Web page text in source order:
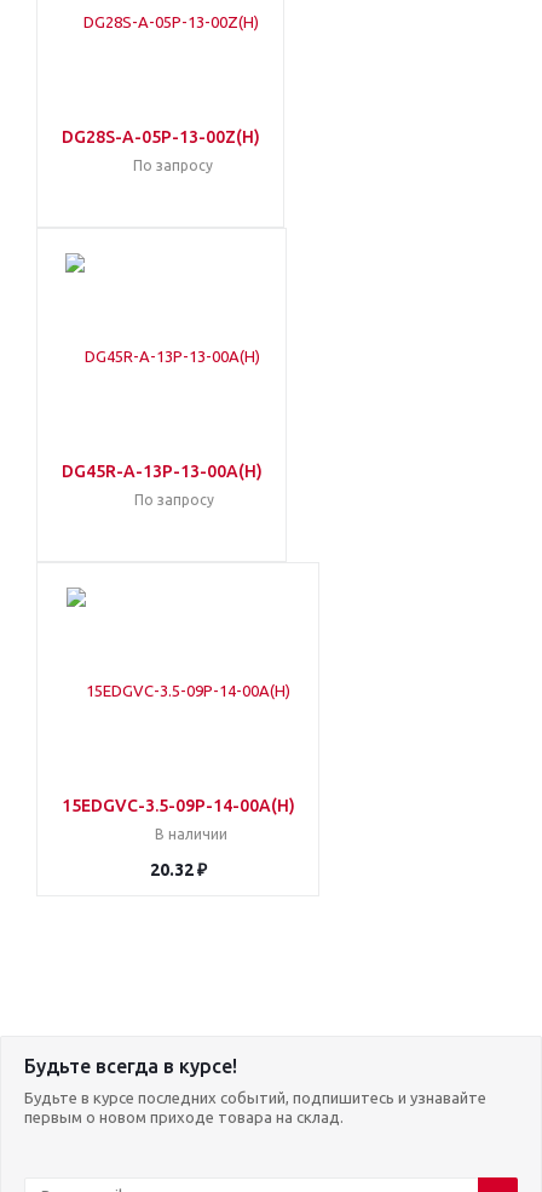
DG28S-A-05P-13-00Z(H)
По запросу
DG45R-A-13P-13-00A(H)
По запросу
15EDGVC-3.5-09P-14-00A(H)
В наличии
20.32 ₽
Будьте всегда в курсе!
Будьте в курсе последних событий, подпишитесь и узнавайте
первым о новом приходе товара на склад.